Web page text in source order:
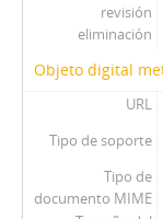
revisión
eliminación
Objeto digital
URL
Tipo de soporte
Tipo de
documento MIME